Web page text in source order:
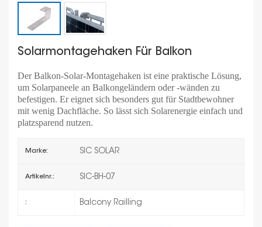
Solarmontagehaken Für Balkon
Der Balkon-Solar-Montagehaken ist eine praktische Lösung,
um Solarpaneele an Balkongeländern oder -wänden zu
befestigen. Er eignet sich besonders gut für Stadtbewohner
mit wenig Dachfläche. So lässt sich Solarenergie einfach und
platzsparend nutzen.
Marke: SIC SOLAR
Artikelnr.: SIC-BH-07
: Balcony Railling